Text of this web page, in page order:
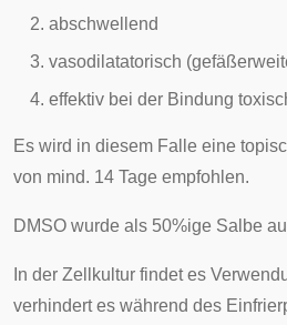
abschwellend
vasodilatatorisch
effektiv bei der Bindung
Es wird in diesem Falle eine
von mind. 14 Tage empfohlen.
DMSO wurde als 50%ige Salbe
In der Zellkultur findet es
verhindert es während des